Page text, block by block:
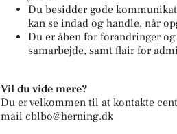
Du besidder gode
kan se indad og handle, når
Du er åben for forandringer
samarbejde, samt flair for
Vil du vide mere?
Du er velkommen til at kontakte
mail cblbo@herning.dk